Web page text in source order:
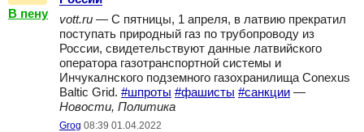
В пену
vott.ru — С пятницы, 1 апреля, в латвию прекратил
поступать природный газ по трубопроводу из
России, свидетельствуют данные латвийского
оператора газотранспортной системы и
Инчукалнского подземного газохранилища Conexus
Baltic Grid. #шпроты #фашисты #санкции —
Новости, Политика
Grog 08:39 01.04.2022